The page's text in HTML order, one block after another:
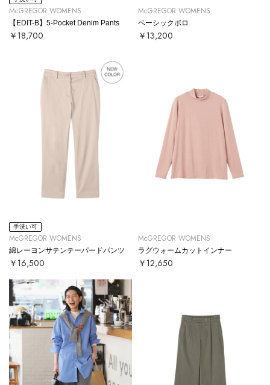
McGREGOR WOMENS
【EDIT-B】5-Pocket Denim Pants
￥18,700
McGREGOR WOMENS
ベーシックポロ
￥13,200
手洗い可
McGREGOR WOMENS
綿レーヨンサテンテーパードパンツ
￥16,500
McGREGOR WOMENS
ラグウォームカットインナー
￥12,650